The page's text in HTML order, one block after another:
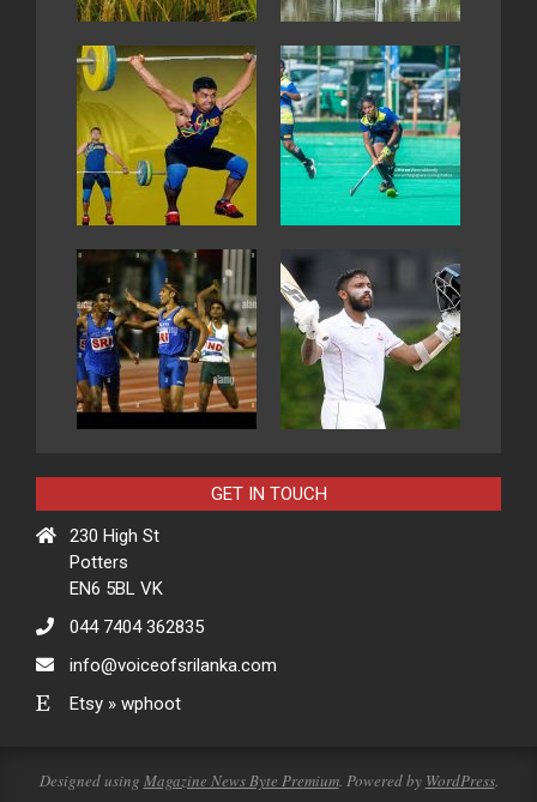
GET IN TOUCH
230 High St
Potters
EN6 5BL VK
044 7404 362835
info@voiceofsrilanka.com
Etsy » wphoot
Designed using Magazine News Byte Premium. Powered by WordPress.